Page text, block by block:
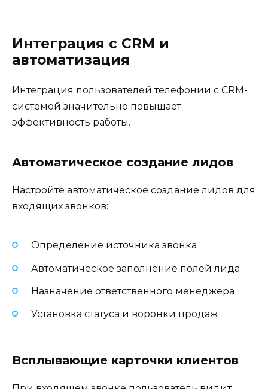
Интеграция с CRM и
автоматизация
Интеграция пользователей телефонии с CRM-
системой значительно повышает
эффективность работы.
Автоматическое создание лидов
Настройте автоматическое создание лидов для
входящих звонков:
Определение источника звонка
Автоматическое заполнение полей лида
Назначение ответственного менеджера
Установка статуса и воронки продаж
Всплывающие карточки клиентов